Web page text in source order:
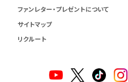
ファンレター・プレゼントについて
サイトマップ
リクルート